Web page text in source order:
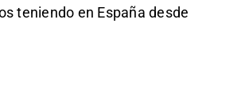
teniendo en España desde